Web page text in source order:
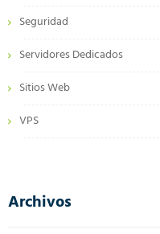
Seguridad
Servidores Dedicados
Sitios Web
VPS
Archivos